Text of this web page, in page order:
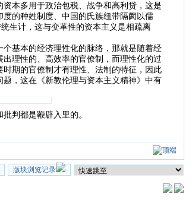
本多用于政治包税、战争和高利贷，这是
的种姓制度、中国的氏族纽带隔阂以儒
生计，这与变革性的资本主义是相疏离
基本的经济理性化的脉络，那就是随着经
理性的、高效率的官僚制，而理性化的过
期的官僚制才有理性、法制的特征，因此
，这在《新教伦理与资本主义精神》中有
判都是鞭辟入里的。
版块浏览记录